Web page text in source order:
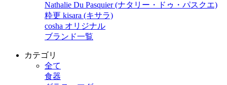
Nathalie Du Pasquier (ナタリー・ドゥ・パスクエ)
粋更 kisara (キサラ)
cosha オリジナル
ブランド一覧
カテゴリ
全て
食器